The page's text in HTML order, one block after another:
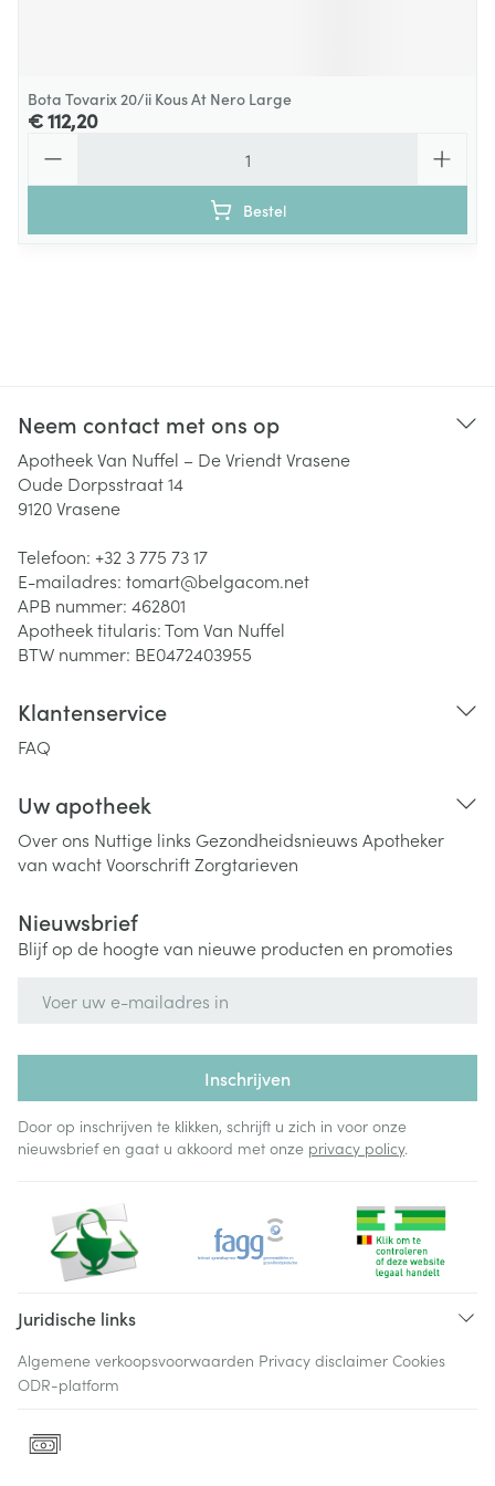
Bota Tovarix 20/ii Kous At Nero Large
€ 112,20
Bestel
Neem contact met ons op
Apotheek Van Nuffel – De Vriendt Vrasene
Oude Dorpsstraat 14
9120Vrasene
Telefoon: +32 3 775 73 17
E-mailadres: tomart@belgacom.net
APB nummer: 462801
Apotheek titularis:Tom Van Nuffel
BTW nummer: BE0472403955
Klantenservice
FAQ
Uw apotheek
Over ons Nuttige links Gezondheidsnieuws Apotheker
van wachtVoorschriftZorgtarieven
Nieuwsbrief
Blijf op de hoogte van nieuwe producten en promoties
Inschrijven
Door op inschrijven te klikken, schrijft u zich in voor onze
nieuwsbrief en gaat u akkoord met onze privacy policy.
Juridische links
Algemene verkoopsvoorwaarden Privacy disclaimer Cookies
ODR-platform